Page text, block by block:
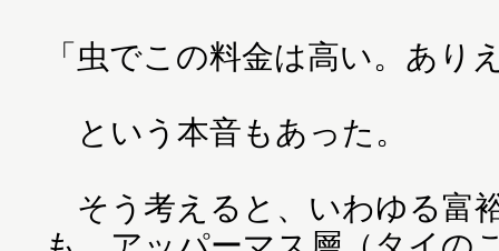
「虫でこの料金は高い。あり
という本音もあった。
そう考えると、いわゆる富